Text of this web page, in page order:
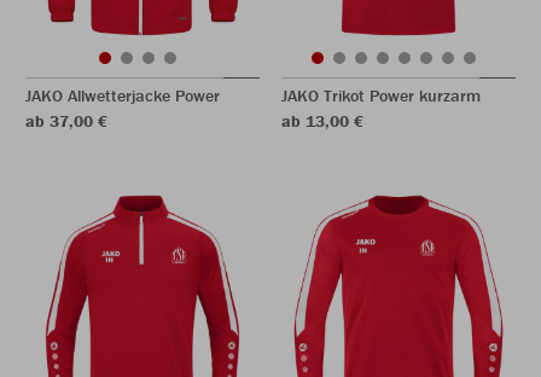
JAKO Allwetterjacke Power
ab 37,00 €
JAKO Trikot Power kurzarm
ab 13,00 €